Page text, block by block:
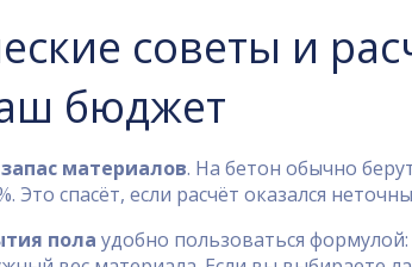
советы и
бюджет
запас материалов. На бетон обычно
Это спасёт, если расчёт оказался
пола удобно пользоваться